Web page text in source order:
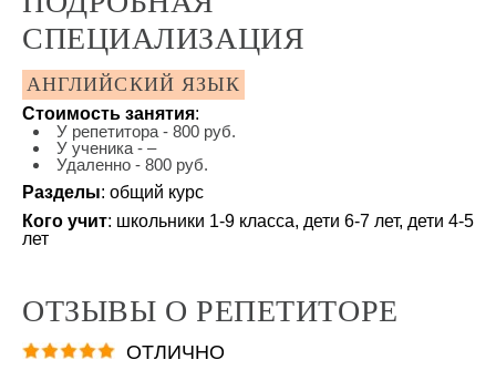
СПЕЦИАЛИЗАЦИЯ
АНГЛИЙСКИЙ ЯЗЫК
Стоимость занятия:
У репетитора - 800 руб.
У ученика - –
Удаленно - 800 руб.
Разделы: общий курс
Кого учит: школьники 1-9 класса, дети 6-7 лет, дети 4-5
лет
ОТЗЫВЫ О РЕПЕТИТОРЕ
ОТЛИЧНО